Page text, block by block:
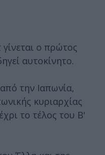
ο πρώτος
αυτοκίνητο.
την Ιαπωνία,
κυριαρχίας
το τέλος του Β'